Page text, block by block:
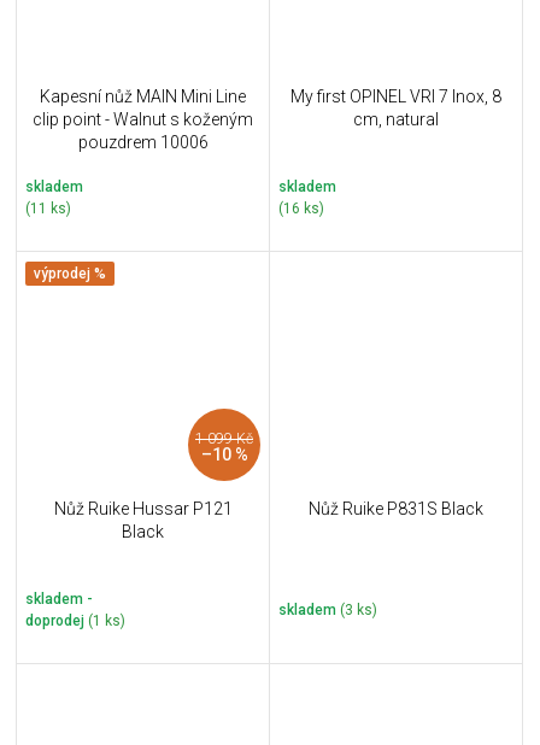
Kapesní nůž MAIN Mini Line
clip point - Walnut s koženým
pouzdrem 10006
skladem
(11 ks)
My first OPINEL VRI 7 Inox, 8
cm, natural
skladem
(16 ks)
výprodej %
1 099 Kč
–10 %
Nůž Ruike Hussar P121
Black
skladem -
doprodej (1 ks)
Nůž Ruike P831S Black
skladem (3 ks)